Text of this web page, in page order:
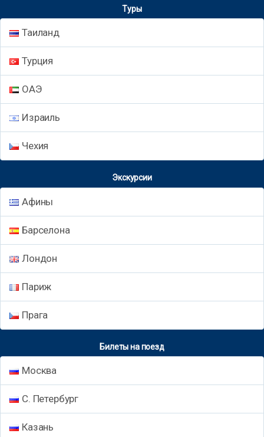
Туры
Таиланд
Турция
ОАЭ
Израиль
Чехия
Экскурсии
Афины
Барселона
Лондон
Париж
Прага
Билеты на поезд
Москва
С. Петербург
Казань